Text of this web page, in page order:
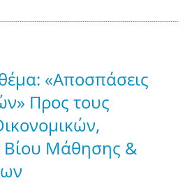
«Αποσπάσεις
Προς τους
Βίου Μάθησης &